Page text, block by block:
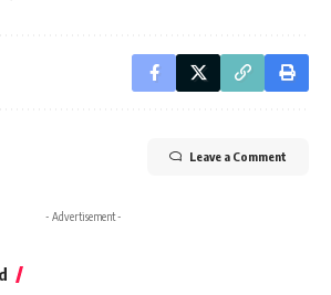
Leave a Comment
- Advertisement -